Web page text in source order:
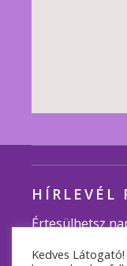
HÍRLEVÉL
Értesülhetsz
Kedves